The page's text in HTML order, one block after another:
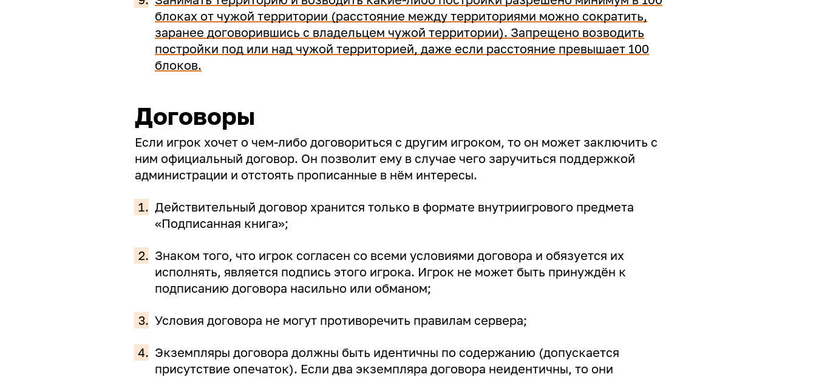
блоках от чужой территории (расстояние между территориями можно сократить,
заранее договорившись с владельцем чужой территории). Запрещено возводить
постройки под или над чужой территорией, даже если расстояние превышает 100
блоков.
Договоры
Если игрок хочет о чем-либо договориться с другим игроком, то он может заключить с
ним официальный договор. Он позволит ему в случае чего заручиться поддержкой
администрации и отстоять прописанные в нём интересы.
1. Действительный договор хранится только в формате внутриигрового предмета
«Подписанная книга»;
2. Знаком того, что игрок согласен со всеми условиями договора и обязуется их
исполнять, является подпись этого игрока. Игрок не может быть принуждён к
подписанию договора насильно или обманом;
3. Условия договора не могут противоречить правилам сервера;
4. Экземпляры договора должны быть идентичны по содержанию (допускается
присутствие опечаток). Если два экземпляра договора неидентичны, то они